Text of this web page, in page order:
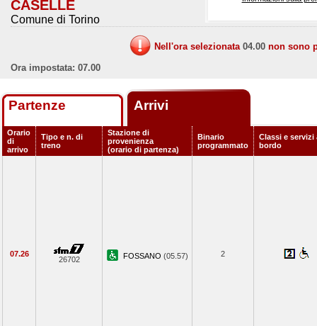
CASELLE
Comune di Torino
Nell'ora selezionata 04.00 non sono
Ora impostata: 07.00
Partenze Arrivi
Orario
di
arrivo
Tipo e n. di
treno
Stazione di
provenienza
(orario di partenza)
Binario
programmato
Classi e servizi
bordo
07.26
26702 FOSSANO (05.57) 2